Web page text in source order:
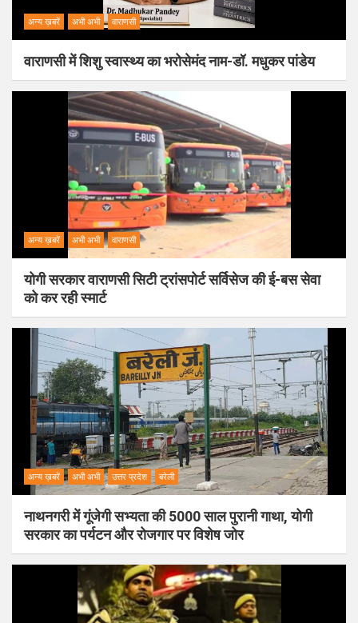
अन्य ख़बरें अभी अभी वाराणसी
वाराणसी में शिशु स्वास्थ्य का भरोसेमंद नाम-डॉ. मधुकर पांडेय
अन्य ख़बरें अभी अभी वाराणसी
योगी सरकार वाराणसी सिटी ट्रांसपोर्ट सर्विसेज की ई-बस सेवा
को कर रही स्मार्ट
अन्य ख़बरें अभी अभी उत्तर प्रदेश बरेली
नाथनगरी में गूंजेगी सभ्यता की 5000 साल पुरानी गाथा, योगी
सरकार का पर्यटन और रोजगार पर विशेष जोर